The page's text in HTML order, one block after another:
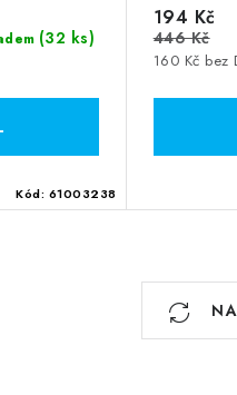
(32 ks)
Kód: 61003238
160 Kč bez
194 Kč
446 Kč